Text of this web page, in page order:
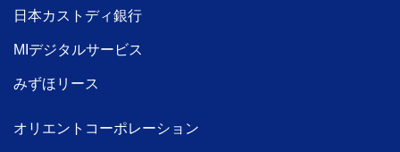
日本カストディ銀行
MIデジタルサービス
みずほリース
オリエントコーポレーション